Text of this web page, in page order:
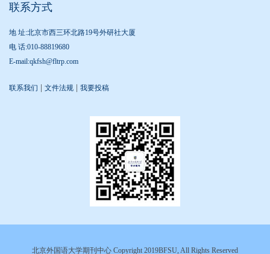
联系方式
地 址:北京市西三环北路19号外研社大厦
电 话:010-88819680
E-mail:qkfsh@fltrp.com
联系我们 文件法规 我要投稿
北京外国语大学期刊中心 Copyright 2019BFSU, All Rights Reserved